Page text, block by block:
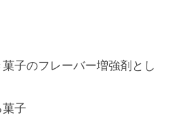
子のフレーバー増強剤とし
子